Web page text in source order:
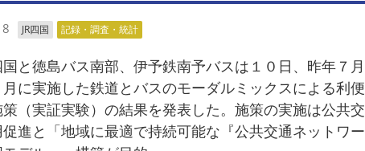
JR四国 記録・調査・統計
と徳島バス南部、伊予鉄南予バスは１０日、昨年７月
に実施した鉄道とバスのモーダルミックスによる利便
（実証実験）の結果を発表した。施策の実施は公共交
進と「地域に最適で持続可能な『公共交通ネットワー